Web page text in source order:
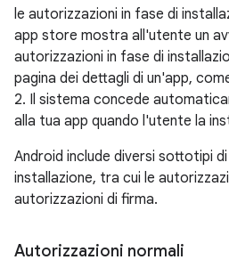
le autorizzazioni in fase di
app store mostra all'utente un
autorizzazioni in fase di
pagina dei dettagli di un'app,
2. Il sistema concede
alla tua app quando l'utente la
Android include diversi sottotipi
installazione, tra cui le
autorizzazioni di firma.
Autorizzazioni normali